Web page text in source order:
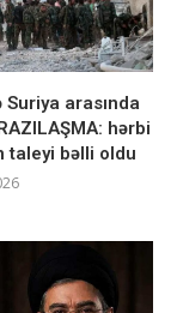
Suriya arasında
hərbi
taleyi bəlli oldu